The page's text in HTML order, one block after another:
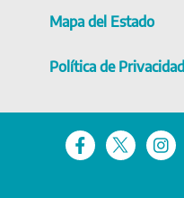
Mapa del Estado
Política de Privacidad